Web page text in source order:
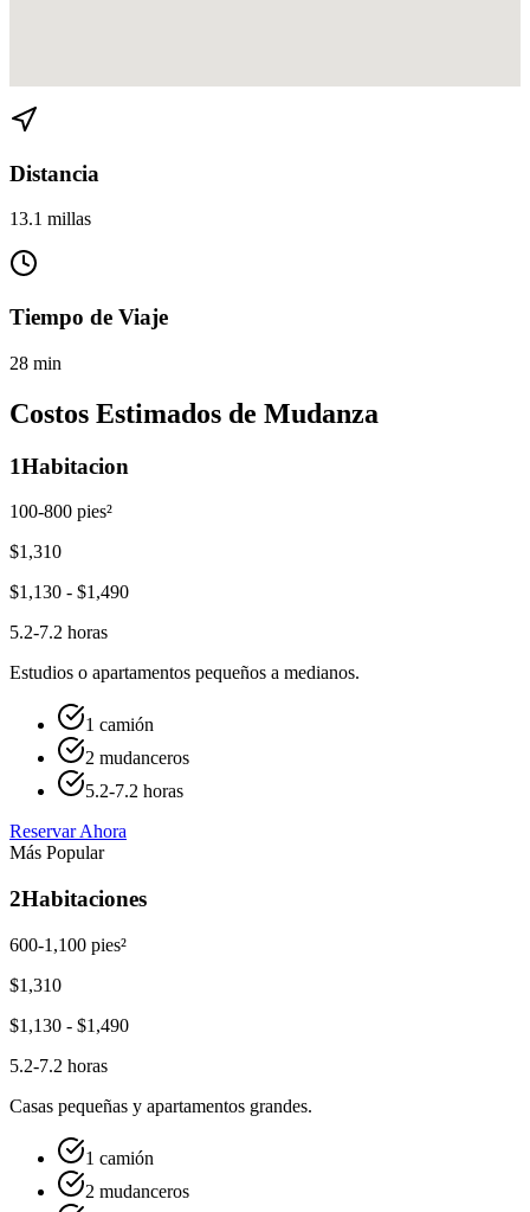
Distancia
13.1 millas
Tiempo de Viaje
28 min
Costos Estimados de Mudanza
1Habitacion
100-800 pies²
$1,310
$1,130 - $1,490
5.2-7.2 horas
Estudios o apartamentos pequeños a medianos.
1 camión
2 mudanceros
5.2-7.2 horas
Reservar Ahora
Más Popular
2Habitaciones
600-1,100 pies²
$1,310
$1,130 - $1,490
5.2-7.2 horas
Casas pequeñas y apartamentos grandes.
1 camión
2 mudanceros